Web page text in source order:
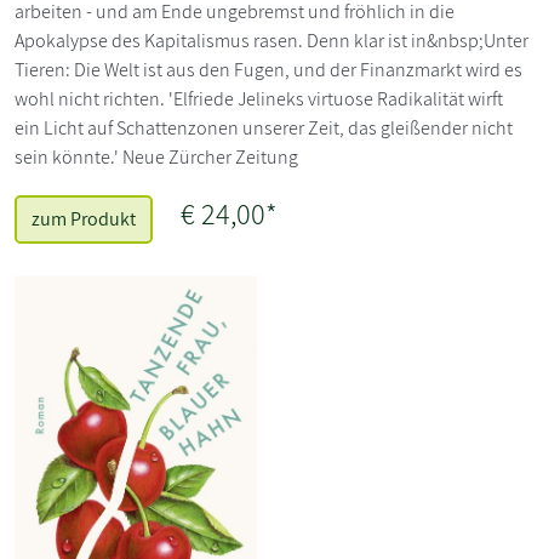
arbeiten - und am Ende ungebremst und fröhlich in die
Apokalypse des Kapitalismus rasen. Denn klar ist in&nbsp;Unter
Tieren: Die Welt ist aus den Fugen, und der Finanzmarkt wird es
wohl nicht richten. 'Elfriede Jelineks virtuose Radikalität wirft
ein Licht auf Schattenzonen unserer Zeit, das gleißender nicht
sein könnte.' Neue Zürcher Zeitung
zum Produkt € 24,00*